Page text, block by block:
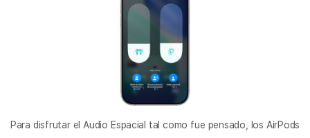
Para disfrutar el Audio Espacial tal como fue pensado, los AirPods